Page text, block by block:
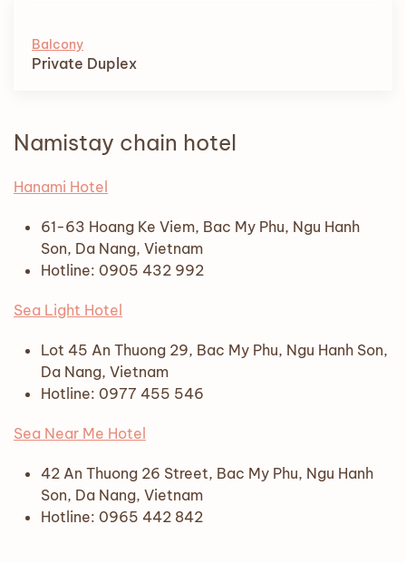
Balcony
Private Duplex
Namistay chain hotel
Hanami Hotel
61-63 Hoang Ke Viem, Bac My Phu, Ngu Hanh
Son, Da Nang, Vietnam
Hotline: 0905 432 992
Sea Light Hotel
Lot 45 An Thuong 29, Bac My Phu, Ngu Hanh Son,
Da Nang, Vietnam
Hotline: 0977 455 546
Sea Near Me Hotel
42 An Thuong 26 Street, Bac My Phu, Ngu Hanh
Son, Da Nang, Vietnam
Hotline: 0965 442 842